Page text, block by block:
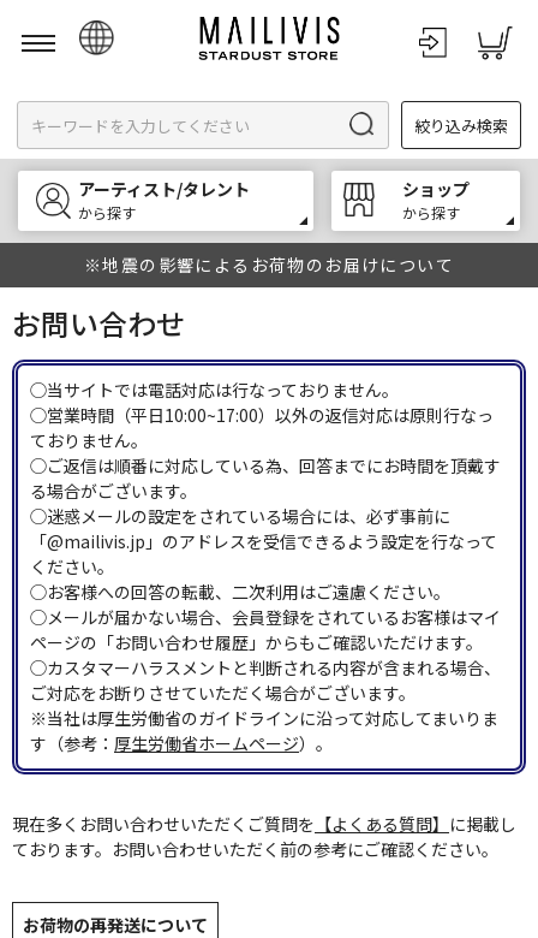
English
한국어
中文
絞り込み検索
アーティスト/タレント
から探す
ショップ
から探す
※地震の影響によるお荷物のお届けについて
お問い合わせ
◯当サイトでは電話対応は行なっておりません。
◯営業時間（平日10:00~17:00）以外の返信対応は原則行なっ
ておりません。
◯ご返信は順番に対応している為、回答までにお時間を頂戴す
る場合がございます。
◯迷惑メールの設定をされている場合には、必ず事前に
「@mailivis.jp」のアドレスを受信できるよう設定を行なって
ください。
◯お客様への回答の転載、二次利用はご遠慮ください。
◯メールが届かない場合、会員登録をされているお客様はマイ
ページの「お問い合わせ履歴」からもご確認いただけます。
◯カスタマーハラスメントと判断される内容が含まれる場合、
ご対応をお断りさせていただく場合がございます。
※当社は厚生労働省のガイドラインに沿って対応してまいりま
す（参考： 厚生労働省ホームページ）。
現在多くお問い合わせいただくご質問を 【よくある質問】 に掲載し
ております。お問い合わせいただく前の参考にご確認ください。
お荷物の再発送について